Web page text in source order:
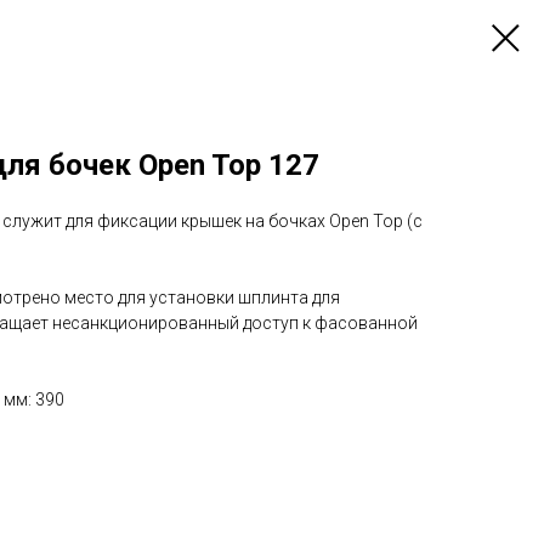
бочек Open Top 127
для фиксации крышек на бочках Open Top (с
место для установки шплинта для
несанкционированный доступ к фасованной
мм: 390